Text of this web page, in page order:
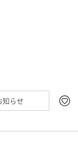
知らせ